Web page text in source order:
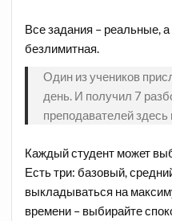
Все задания – реальные,
безлимитная.
Один из учеников
день. И получил 7
преподавателей здесь
Каждый студент может
Есть три: базовый,
выкладываться на
времени – выбирайте